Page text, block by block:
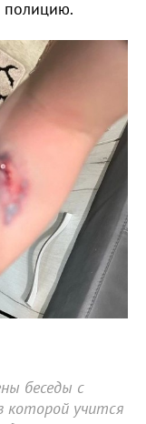
полицию.
беседы с
которой учится